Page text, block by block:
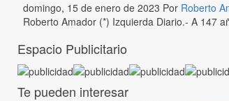
domingo, 15 de enero de 2023 Por Roberto
Roberto Amador (*) Izquierda Diario.- A 147
Espacio Publicitario
Te pueden interesar